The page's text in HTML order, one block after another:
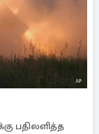
பதிலளித்த